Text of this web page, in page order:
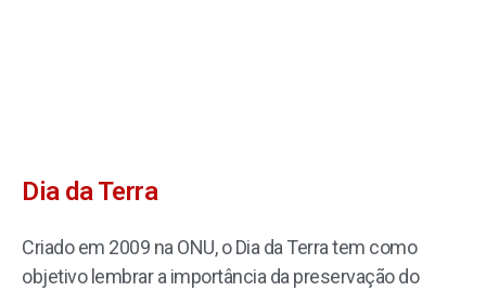
Dia da Terra
Criado em 2009 na ONU, o Dia da Terra tem como
objetivo lembrar a importância da preservação do